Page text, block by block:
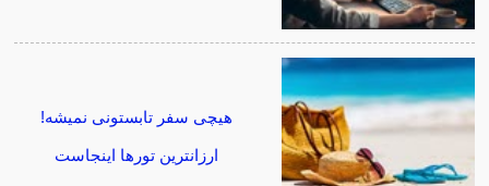
هیچی سفر تابستونی نمیشه!
ارزانترین تورها اینجاست